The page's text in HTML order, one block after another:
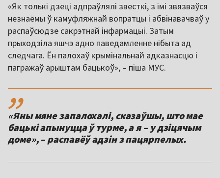
«Як толькі дзеці адпраўлялі звесткі, з імі звязваўся
незнаёмы ў камуфляжнай вопратцы і абвінавачваў у
распаўсюдзе сакрэтнай інфармацыі. Затым
прыходзіла яшчэ адно паведамленне нібыта ад
следчага. Ён палохаў крымінальнай адказнасцю і
пагражаў арыштам бацькоў», – піша МУС.
,,
«Яны мяне запалохалі, сказаўшы, што мае
бацькі апынуцца ў турме, а я – у дзіцячым
доме», – распавёў адзін з пацярпелых.